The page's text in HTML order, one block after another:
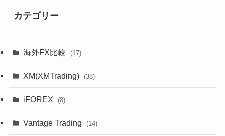
カテゴリー
海外FX比較 (17)
XM(XMTrading) (38)
iFOREX (8)
Vantage Trading (14)